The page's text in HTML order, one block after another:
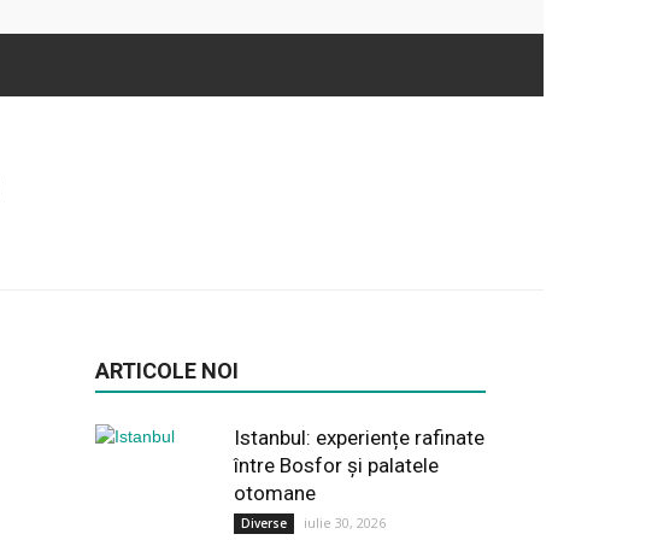
ARTICOLE NOI
Istanbul: experiențe rafinate
între Bosfor și palatele
otomane
Diverse iulie 30, 2026